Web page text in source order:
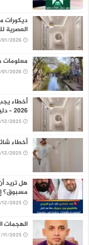
العصرية
01/2026
معلومات
01/2026
أخطاء
2026 – دليل شامل من خبراء الديكور
12/2025
أخطاء
12/2025
هل تريد
مسبوق؟
12/2025
الهجمات
11/2025